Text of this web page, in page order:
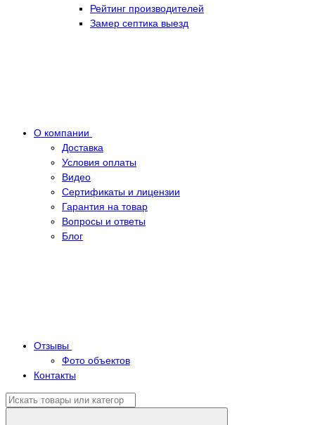
Рейтинг производителей
Замер септика выезд
О компании
Доставка
Условия оплаты
Видео
Сертификаты и лицензии
Гарантия на товар
Вопросы и ответы
Блог
Отзывы
Фото объектов
Контакты